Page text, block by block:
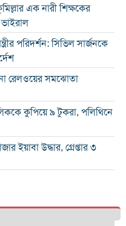
এক নারী শিক্ষকের
পরিদর্শন: সিভিল সার্জনকে
রেলওয়ের সমঝোতা
কুপিয়ে ৯ টুকরা, পলিথিনে
ইয়াবা উদ্ধার, গ্রেপ্তার ৩
আটক ১